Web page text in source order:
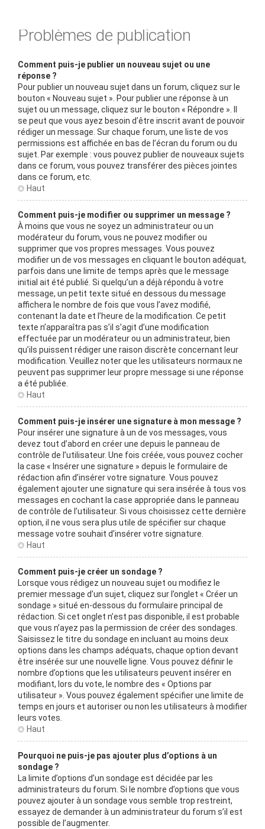
Problèmes de publication
Comment puis-je publier un nouveau sujet ou une
réponse ?
Pour publier un nouveau sujet dans un forum, cliquez sur le
bouton « Nouveau sujet ». Pour publier une réponse à un
sujet ou un message, cliquez sur le bouton « Répondre ». Il
se peut que vous ayez besoin d’être inscrit avant de pouvoir
rédiger un message. Sur chaque forum, une liste de vos
permissions est affichée en bas de l’écran du forum ou du
sujet. Par exemple : vous pouvez publier de nouveaux sujets
dans ce forum, vous pouvez transférer des pièces jointes
dans ce forum, etc.
Haut
Comment puis-je modifier ou supprimer un message ?
À moins que vous ne soyez un administrateur ou un
modérateur du forum, vous ne pouvez modifier ou
supprimer que vos propres messages. Vous pouvez
modifier un de vos messages en cliquant le bouton adéquat,
parfois dans une limite de temps après que le message
initial ait été publié. Si quelqu’un a déjà répondu à votre
message, un petit texte situé en dessous du message
affichera le nombre de fois que vous l’avez modifié,
contenant la date et l’heure de la modification. Ce petit
texte n’apparaîtra pas s’il s’agit d’une modification
effectuée par un modérateur ou un administrateur, bien
qu’ils puissent rédiger une raison discrète concernant leur
modification. Veuillez noter que les utilisateurs normaux ne
peuvent pas supprimer leur propre message si une réponse
a été publiée.
Haut
Comment puis-je insérer une signature à mon message ?
Pour insérer une signature à un de vos messages, vous
devez tout d’abord en créer une depuis le panneau de
contrôle de l’utilisateur. Une fois créée, vous pouvez cocher
la case « Insérer une signature » depuis le formulaire de
rédaction afin d’insérer votre signature. Vous pouvez
également ajouter une signature qui sera insérée à tous vos
messages en cochant la case appropriée dans le panneau
de contrôle de l’utilisateur. Si vous choisissez cette dernière
option, il ne vous sera plus utile de spécifier sur chaque
message votre souhait d’insérer votre signature.
Haut
Comment puis-je créer un sondage ?
Lorsque vous rédigez un nouveau sujet ou modifiez le
premier message d’un sujet, cliquez sur l’onglet « Créer un
sondage » situé en-dessous du formulaire principal de
rédaction. Si cet onglet n’est pas disponible, il est probable
que vous n’ayez pas la permission de créer des sondages.
Saisissez le titre du sondage en incluant au moins deux
options dans les champs adéquats, chaque option devant
être insérée sur une nouvelle ligne. Vous pouvez définir le
nombre d’options que les utilisateurs peuvent insérer en
modifiant, lors du vote, le nombre des « Options par
utilisateur ». Vous pouvez également spécifier une limite de
temps en jours et autoriser ou non les utilisateurs à modifier
leurs votes.
Haut
Pourquoi ne puis-je pas ajouter plus d’options à un
sondage ?
La limite d’options d’un sondage est décidée par les
administrateurs du forum. Si le nombre d’options que vous
pouvez ajouter à un sondage vous semble trop restreint,
essayez de demander à un administrateur du forum s’il est
possible de l’augmenter.